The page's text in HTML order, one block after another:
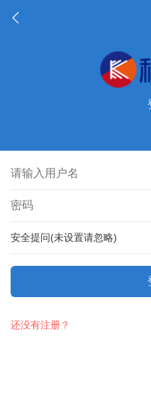
安全提问(未设置请忽略)
还没有注册？